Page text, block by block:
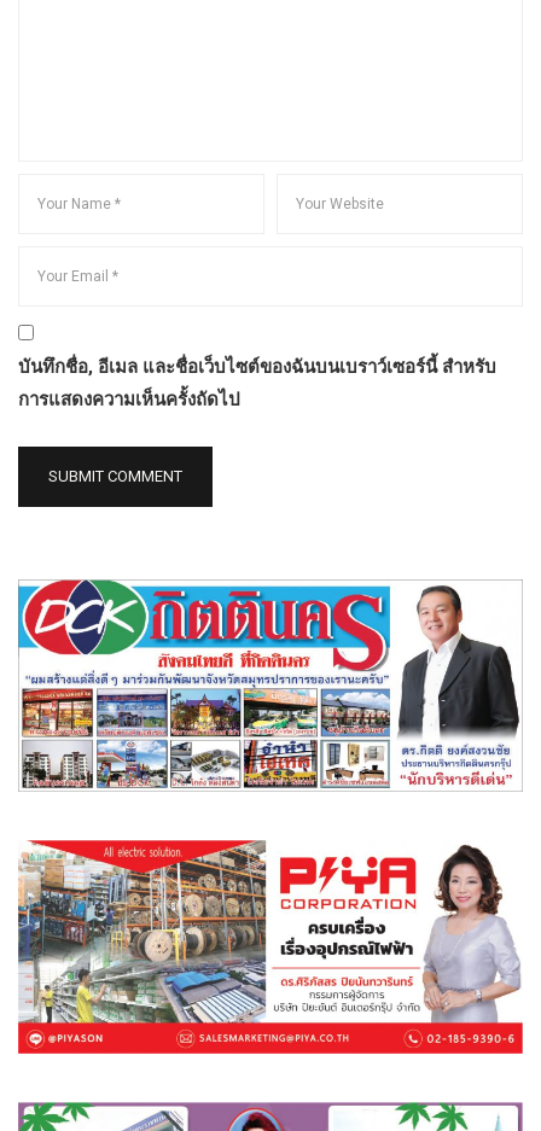
บันทึกชื่อ, อีเมล และชื่อเว็บไซต์ของฉันบนเบราว์เซอร์นี้ สำหรับ
การแสดงความเห็นครั้งถัดไป